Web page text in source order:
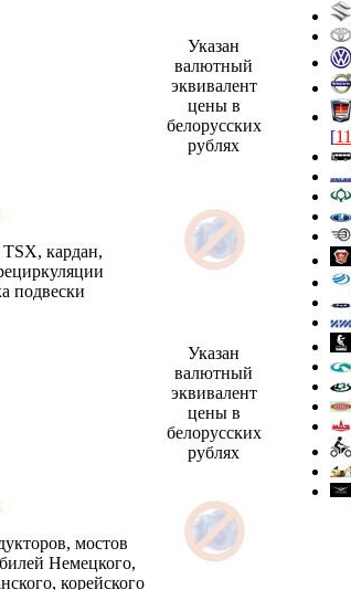
Указан
валютный
эквивалент
цены в
белорусских
рублях
кардан,
подвески
Указан
валютный
эквивалент
цены в
белорусских
рублях
мостов
Немецкого,
корейского
[11